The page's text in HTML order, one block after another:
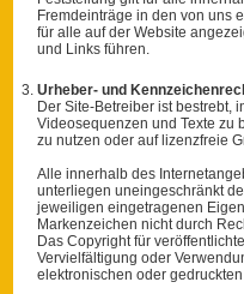
Fremdeinträge in den von uns
für alle auf der Website
und Links führen.
Urheber- und
Der Site-Betreiber ist bestrebt,
Videosequenzen und Texte zu
zu nutzen oder auf lizenzfreie
Alle innerhalb des
unterliegen uneingeschränkt
jeweiligen eingetragenen
Markenzeichen nicht durch
Das Copyright für
Vervielfältigung oder
elektronischen oder